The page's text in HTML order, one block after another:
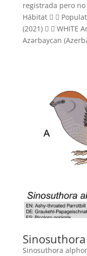
registrada pero
Hábitat  
(2021)   WHITE
Azərbaycan
Sinosuthora